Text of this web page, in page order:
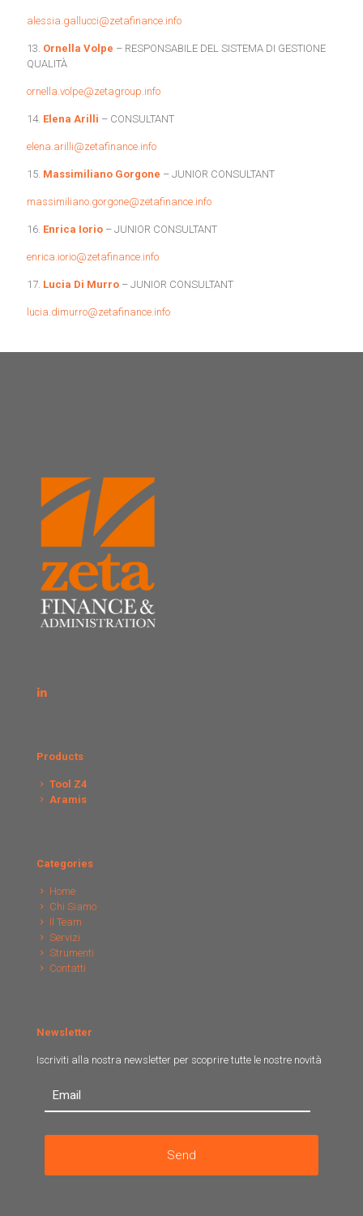
alessia.gallucci@zetafinance.info
13. Ornella Volpe – RESPONSABILE DEL SISTEMA DI GESTIONE
QUALITÀ
ornella.volpe@zetagroup.info
14. Elena Arilli – CONSULTANT
elena.arilli@zetafinance.info
15. Massimiliano Gorgone – JUNIOR CONSULTANT
massimiliano.gorgone@zetafinance.info
16. Enrica Iorio – JUNIOR CONSULTANT
enrica.iorio@zetafinance.info
17. Lucia Di Murro – JUNIOR CONSULTANT
lucia.dimurro@zetafinance.info
Products
Tool Z4
Aramis
Categories
Home
Chi Siamo
Il Team
Servizi
Strumenti
Contatti
Newsletter
Iscriviti alla nostra newsletter per scoprire tutte le nostre novità